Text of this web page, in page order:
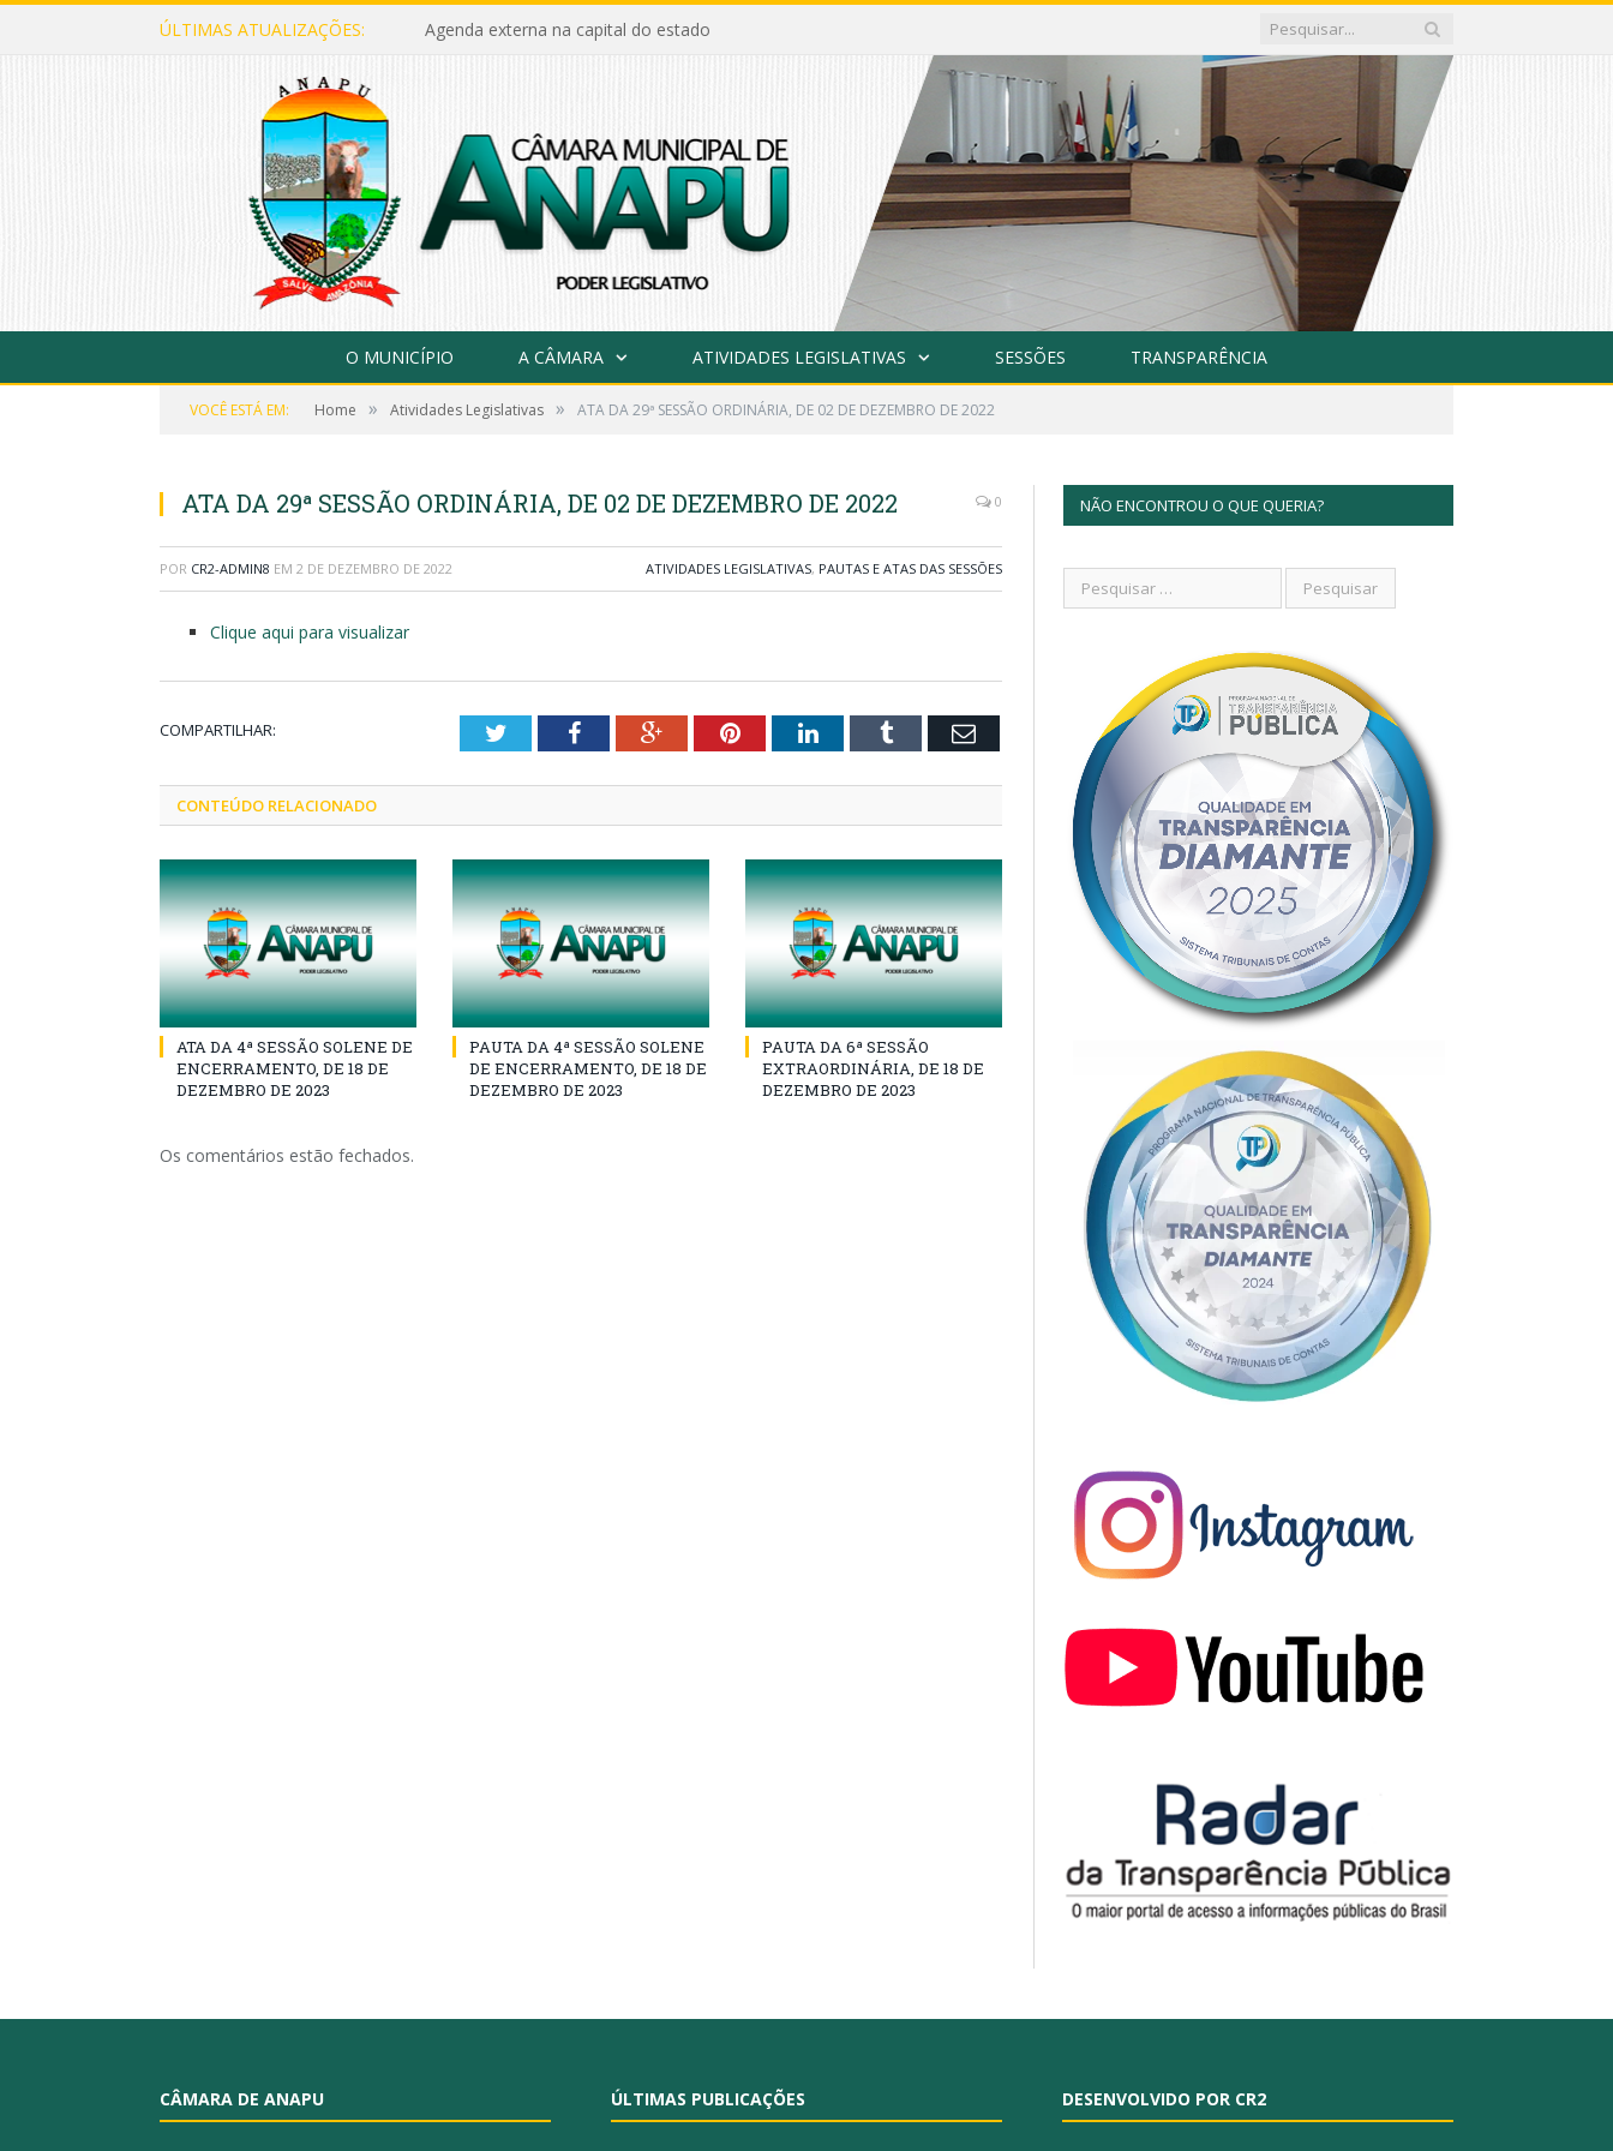
ÚLTIMAS ATUALIZAÇÕES: Agenda externa na capital do estado
O MUNICÍPIO A CÂMARA ATIVIDADES LEGISLATIVAS SESSÕES TRANSPARÊNCIA
VOCÊ ESTÁ EM: Home » Atividades Legislativas » ATA DA 29ª SESSÃO ORDINÁRIA, DE 02 DE DEZEMBRO DE 2022
ATA DA 29ª SESSÃO ORDINÁRIA, DE 02 DE DEZEMBRO DE 2022 0
POR CR2-ADMIN8 EM 2 DE DEZEMBRO DE 2022 ATIVIDADES LEGISLATIVAS, PAUTAS E ATAS DAS SESSÕES
Clique aqui para visualizar
COMPARTILHAR: TwitterFacebookGoogle+PinterestLinkedInTumblr Email
CONTEÚDO RELACIONADO
ATA DA 4ª SESSÃO SOLENE DE
ENCERRAMENTO, DE 18 DE
DEZEMBRO DE 2023
PAUTA DA 4ª SESSÃO SOLENE
DE ENCERRAMENTO, DE 18 DE
DEZEMBRO DE 2023
PAUTA DA 6ª SESSÃO
EXTRAORDINÁRIA, DE 18 DE
DEZEMBRO DE 2023
Os comentários estão fechados.
NÃO ENCONTROU O QUE QUERIA?
CÂMARA DE ANAPU ÚLTIMAS PUBLICAÇÕES DESENVOLVIDO POR CR2